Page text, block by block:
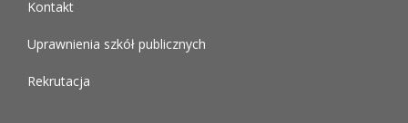
Kontakt
Uprawnienia szkół publicznych
Rekrutacja